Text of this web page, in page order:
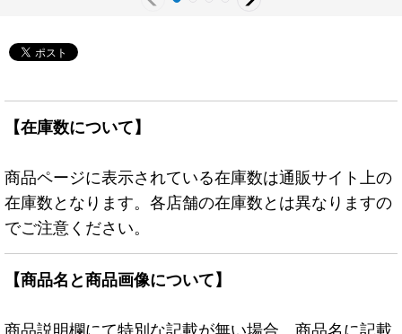
【在庫数について】
商品ページに表示されている在庫数は通販サイト上の
在庫数となります。各店舗の在庫数とは異なりますの
でご注意ください。
【商品名と商品画像について】
商品説明欄にて特別な記載が無い場合、商品名に記載